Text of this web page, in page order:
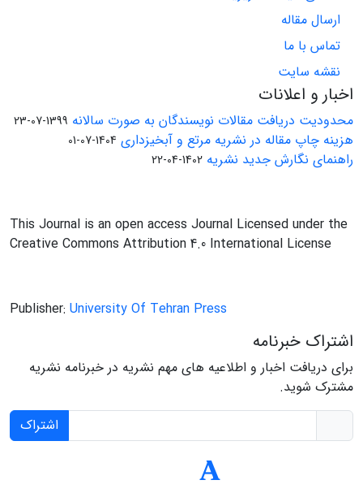
ارسال مقاله
تماس با ما
نقشه سایت
اخبار و اعلانات
محدودیت دریافت مقالات نویسندگان به صورت سالانه 1399-07-23
هزینه چاپ مقاله در نشریه مرتع و آبخیزداری 1404-07-01
راهنمای نگارش جدید نشریه 1402-04-22
This Journal is an open access Journal Licensed under the
Creative Commons Attribution 4.0 International License
Publisher: University Of Tehran Press
اشتراک خبرنامه
برای دریافت اخبار و اطلاعیه های مهم نشریه در خبرنامه نشریه
مشترک شوید.
اشتراک